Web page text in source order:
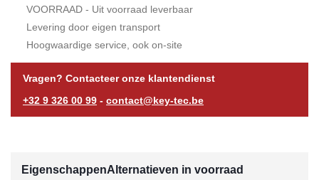
VOORRAAD - Uit voorraad leverbaar
Levering door eigen transport
Hoogwaardige service, ook on-site
Vragen? Contacteer onze klantendienst
+32 9 326 00 99 - contact@key-tec.be
EigenschappenAlternatieven in voorraad